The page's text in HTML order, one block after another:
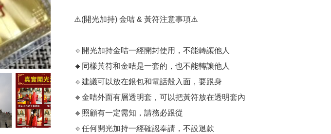
⚠️(開光加持) 金咭 & 黃符注意事項⚠️
🔹️開光加持金咭一經開封使用，不能轉讓他人
🔹️同樣黃符和金咭是一套的，也不能轉讓他人
🔹️建議可以放在銀包和電話殼入面，要跟身
🔹️金咭外面有層透明套，可以把黃符放在透明套內
🔹️照顧有一定需知，請務必跟從
🔹️任何開光加持一經確認奉請，不設退款